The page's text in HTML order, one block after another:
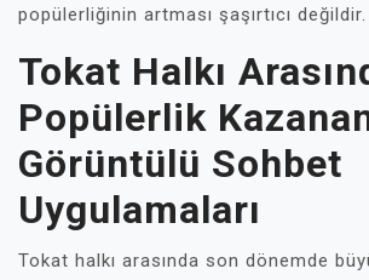
popülerliğinin artması şaşırtıcı değildir.
Tokat Halkı
Popülerlik
Görüntülü Sohbet
Uygulamaları
Tokat halkı arasında son dönemde